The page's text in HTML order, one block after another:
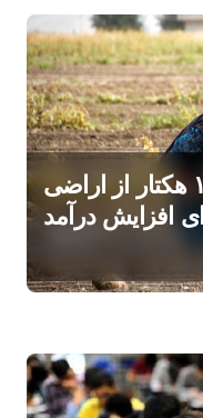
کشت چغندرقند در ۱۳۰۰ هکتار از اراضی
افزایش درآمد